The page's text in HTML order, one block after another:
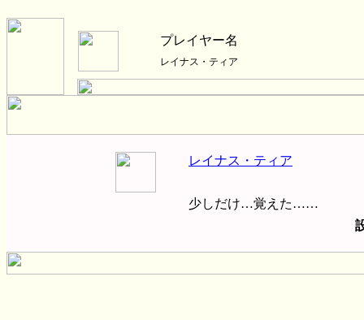
プレイヤー名
レイナス・ティア
レイナス・ティア
少しだけ…覚えた……